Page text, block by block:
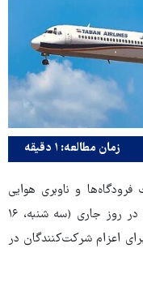
زمان مطالعه: ۱ دقیقه
و ناوبری هوایی
ایران از انجام ۹۵ پرواز از فرودگاه مهرآباد در روز جاری (سه شنبه، ۱۶
مسیر مشهد برای اعزام شرکت‌کنندگان در